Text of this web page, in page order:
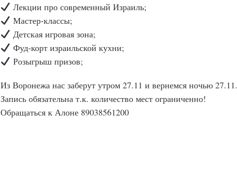
Лекции про современный Израиль;
Мастер-классы;
Детская игровая зона;
Фуд-корт израильской кухни;
Розыгрыш призов;
Из Воронежа нас заберут утром 27.11 и вернемся ночью 27.11.
Запись обязательна т.к. количество мест ограниченно!
Обращаться к Алоне 89038561200